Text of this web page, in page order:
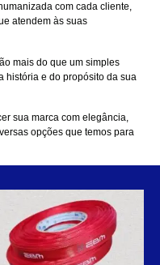
com cada cliente,
atendem às suas
mais do que um simples
história e do propósito da sua
sua marca com elegância,
opções que temos para